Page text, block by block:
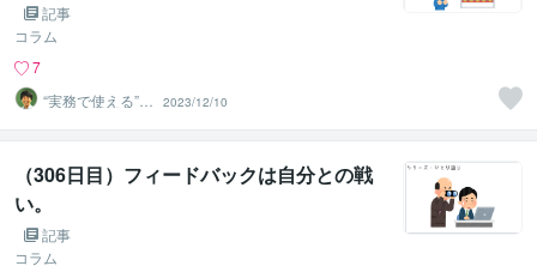
記事
コラム
7
“実務で使える”改
善パートナー／
かめきち
2023/12/10
（306日目）フィードバックは自分との戦
い。
記事
コラム